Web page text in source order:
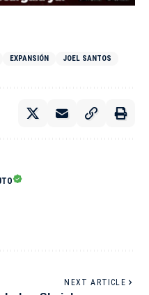
EXPANSIÓN JOEL SANTOS
NEXT ARTICLE